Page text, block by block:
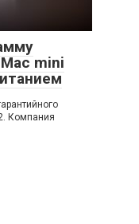
mini
Компания